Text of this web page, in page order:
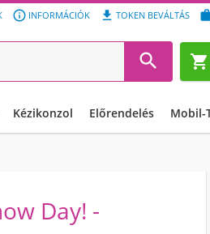

 TOKEN BEVÁLTÁS
 INFORMÁCIÓK

Kézikonzol Előrendelés Mobil-
Day! -